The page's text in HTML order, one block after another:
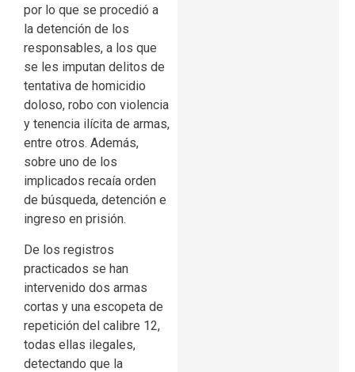
por lo que se procedió a
la detención de los
responsables, a los que
se les imputan delitos de
tentativa de homicidio
doloso, robo con violencia
y tenencia ilícita de armas,
entre otros. Además,
sobre uno de los
implicados recaía orden
de búsqueda, detención e
ingreso en prisión.
De los registros
practicados se han
intervenido dos armas
cortas y una escopeta de
repetición del calibre 12,
todas ellas ilegales,
detectando que la